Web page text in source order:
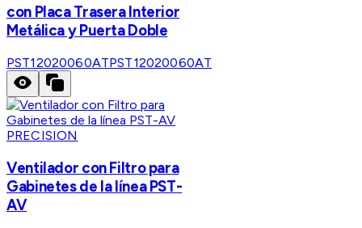
con Placa Trasera Interior
Metálica y Puerta Doble
PST12020060ATPST12020060AT
PRECISION
Ventilador con Filtro para
Gabinetes de la línea PST-
AV